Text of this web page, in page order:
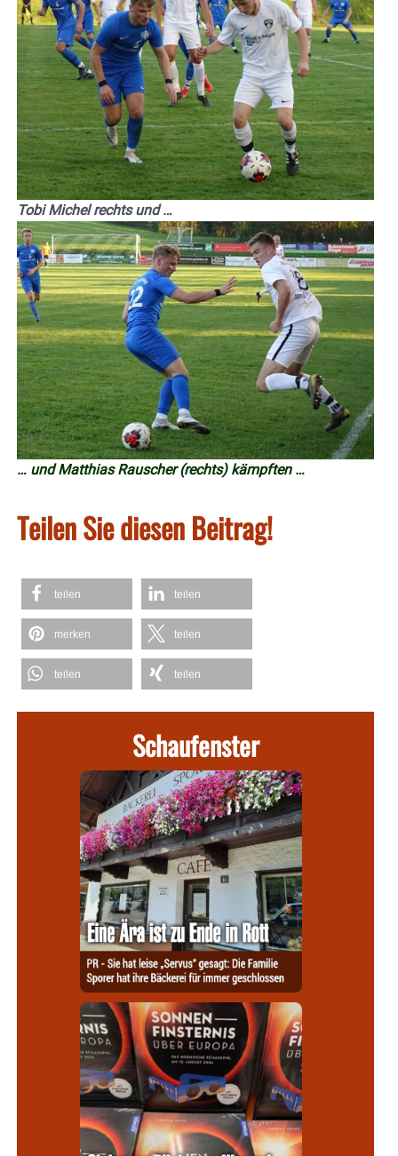
Tobi Michel rechts und …
… und Matthias Rauscher (rechts) kämpften …
Teilen Sie diesen Beitrag!
teilen teilen
merken teilen
teilen teilen
Schaufenster